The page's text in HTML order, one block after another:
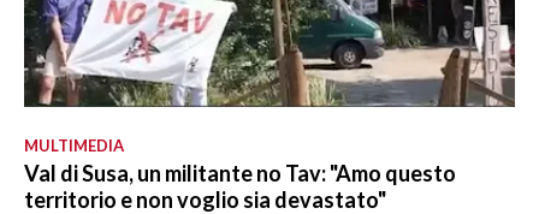
MULTIMEDIA
Val di Susa, un militante no Tav: "Amo questo
territorio e non voglio sia devastato"